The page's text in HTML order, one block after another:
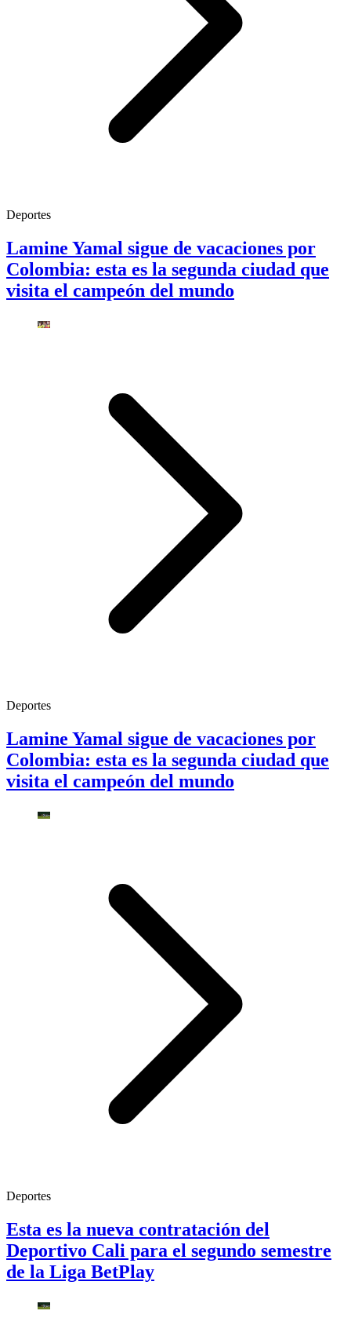
Deportes
Lamine Yamal sigue de vacaciones por
Colombia: esta es la segunda ciudad que
visita el campeón del mundo
Deportes
Lamine Yamal sigue de vacaciones por
Colombia: esta es la segunda ciudad que
visita el campeón del mundo
Deportes
Esta es la nueva contratación del
Deportivo Cali para el segundo semestre
de la Liga BetPlay